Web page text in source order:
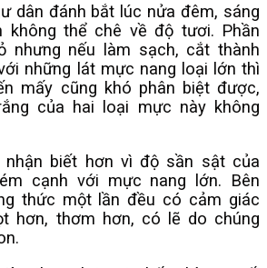
dân đánh bắt lúc nửa đêm, sáng
không thể chê về độ tươi. Phần
nhưng nếu làm sạch, cắt thành
những lát mực nang loại lớn thì
mấy cũng khó phân biệt được,
của hai loại mực này không
nhận biết hơn vì độ sần sật của
cạnh với mực nang lớn. Bên
thức một lần đều có cảm giác
hơn, thơm hơn, có lẽ do chúng